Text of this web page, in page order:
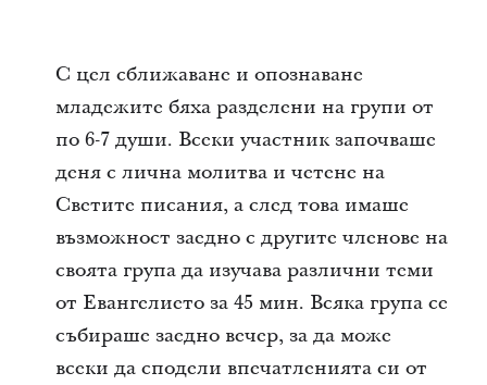
C цел сближаване и опознаване
младежите бяха разделени на групи от
по 6-7 души. Всеки участник започваше
деня с лична молитва и четене на
Светите писания, а след това имаше
възможност заедно с другите членове на
своята група да изучава различни теми
от Евангелието за 45 мин. Всяка група се
събираше заедно вечер, за да може
всеки да сподели впечатленията си от